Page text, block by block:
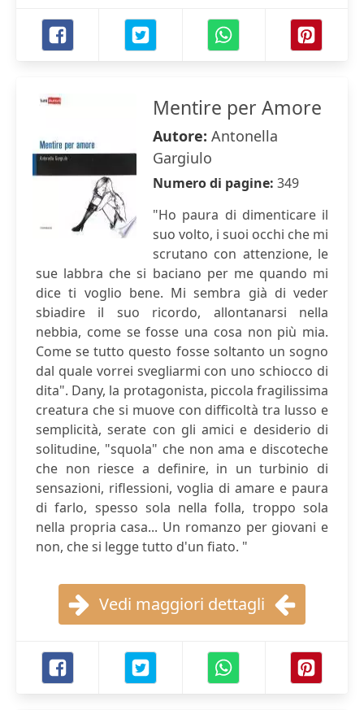
Mentire per Amore
Autore: Antonella
Gargiulo
Numero di pagine: 349
"Ho paura di dimenticare il
suo volto, i suoi occhi che mi
scrutano con attenzione, le
sue labbra che si baciano per me quando mi
dice ti voglio bene. Mi sembra già di veder
sbiadire il suo ricordo, allontanarsi nella
nebbia, come se fosse una cosa non più mia.
Come se tutto questo fosse soltanto un sogno
dal quale vorrei svegliarmi con uno schiocco di
dita". Dany, la protagonista, piccola fragilissima
creatura che si muove con difficoltà tra lusso e
semplicità, serate con gli amici e desiderio di
solitudine, "squola" che non ama e discoteche
che non riesce a definire, in un turbinio di
sensazioni, riflessioni, voglia di amare e paura
di farlo, spesso sola nella folla, troppo sola
nella propria casa... Un romanzo per giovani e
non, che si legge tutto d'un fiato. "
Vedi maggiori dettagli